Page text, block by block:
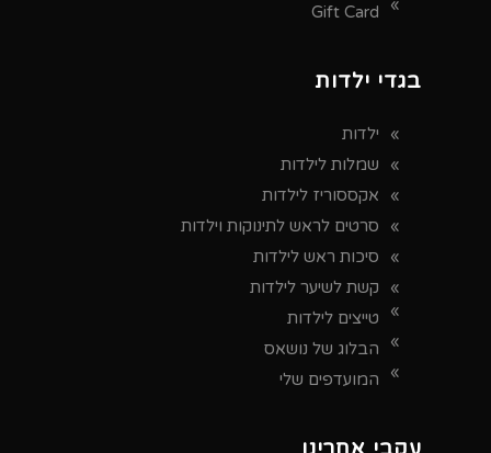
Gift Card
בגדי ילדות
ילדות
שמלות לילדות
אקססוריז לילדות
סרטים לראש לתינוקות וילדות
סיכות ראש לילדות
קשת לשיער לילדות
טייצים לילדות
הבלוג של נושאס
המועדפים שלי
עקבי אחרינו